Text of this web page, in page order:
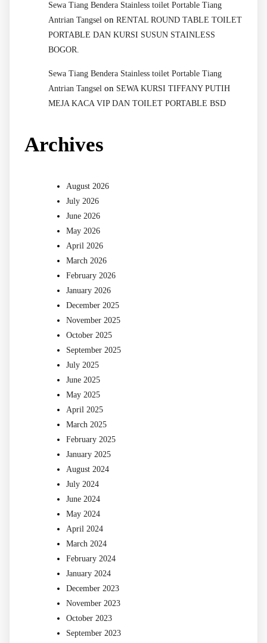
Sewa Tiang Bendera Stainless toilet Portable Tiang
Antrian Tangsel on RENTAL ROUND TABLE TOILET
PORTABLE DAN KURSI SUSUN STAINLESS
BOGOR.
Sewa Tiang Bendera Stainless toilet Portable Tiang
Antrian Tangsel on SEWA KURSI TIFFANY PUTIH
MEJA KACA VIP DAN TOILET PORTABLE BSD
Archives
August 2026
July 2026
June 2026
May 2026
April 2026
March 2026
February 2026
January 2026
December 2025
November 2025
October 2025
September 2025
July 2025
June 2025
May 2025
April 2025
March 2025
February 2025
January 2025
August 2024
July 2024
June 2024
May 2024
April 2024
March 2024
February 2024
January 2024
December 2023
November 2023
October 2023
September 2023